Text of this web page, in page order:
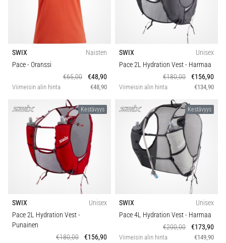
suoritetaan?
Käytännössä
testaa
ketteryyttä
suunnanmuutoksia.
suoritetaan
sitä…
Toiminto
Vuodenaika
Kestävyys
SWIX
Naisten
Pace- Oranssi
€65,00
€48,90
Viimeisin alin hinta €48,90
SWIX
Unisex
Pace 2L Hydration Vest- Harmaa
€180,00
€156,90
Viimeisin alin hinta €134,90
Kestävyys
SWIX
Unisex
Pace 2L Hydration Vest-
Punainen
€180,00
€156,90
Kestävyys
SWIX
Unisex
Pace 4L Hydration Vest- Harmaa
€200,00
€173,90
Viimeisin alin hinta €149,90